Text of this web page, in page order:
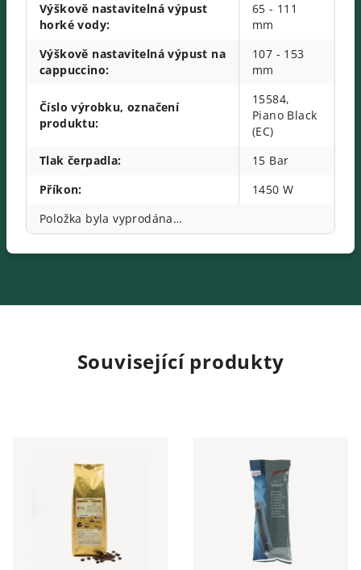
Výškově nastavitelná výpust
horké vody:
65 - 111
mm
Výškově nastavitelná výpust na
cappuccino:
107 - 153
mm
Číslo výrobku, označení
produktu:
15584,
Piano Black
(EC)
Tlak čerpadla:
15 Bar
Příkon:
1450 W
Položka byla vyprodána…
Související produkty